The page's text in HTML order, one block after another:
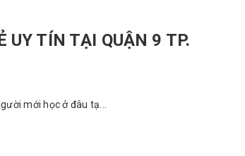
UY TÍN TẠI QUẬN 9 TP.
mới học ở đâu tạ...